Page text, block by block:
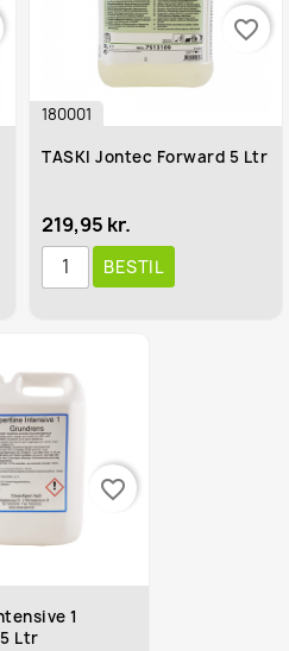
180001
TASKI Jontec Forward 5 Ltr
219,95 kr.
BESTIL
favorite_border
1
Ltr
favorite_border